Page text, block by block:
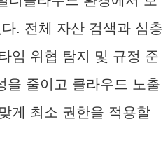
. 전체 자산 검색과 심층
임 위협 탐지 및 규정 준
을 줄이고 클라우드 노출
게 최소 권한을 적용할